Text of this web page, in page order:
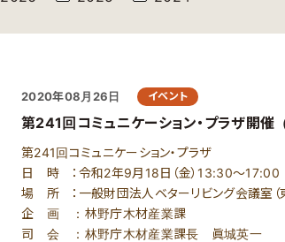
2020年08月26日 イベント
第241回コミュニケーション・プラザ開
第241回コミュニケーション・プラザ
日 時 ：令和2年9月18日（金）13:30～17:00
場 所 ：一般財団法人ベターリビング会議室（
企 画 ：林野庁木材産業課
司 会 ：林野庁木材産業課長 眞城英一